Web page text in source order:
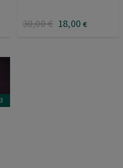
30,00€ 18,00 €
3